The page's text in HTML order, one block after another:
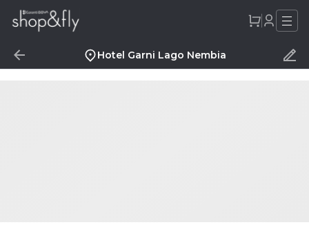
Hotel Garni Lago Nembia